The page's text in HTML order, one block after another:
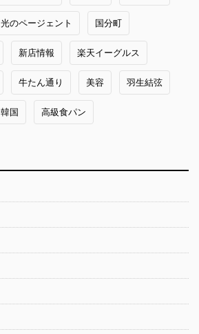
光のページェント 国分町
新店情報 楽天イーグルス
牛たん通り 美容 羽生結弦
韓国 高級食パン